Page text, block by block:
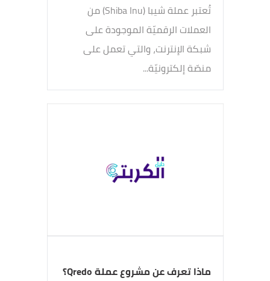
تُعتبر عملة شيبا (Shiba Inu) من
العملات الرقميّة الموجودة على
شبكة الإنترنت، والتي تعمل على
منصّة إلكترونيّة...
ماذا تعرف عن مشروع عملة Qredo؟